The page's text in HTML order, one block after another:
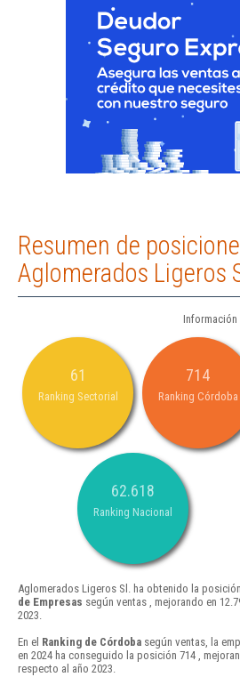
Resumen de
Aglomerados Ligeros
61
Ranking Sectorial
714
Ranking Córdoba
62.618
Ranking Nacional
Aglomerados Ligeros Sl. ha obtenido la
de Empresas según ventas , mejorando en
2023.
En el Ranking de Córdoba según ventas, la
en 2024 ha conseguido la posición 714 ,
respecto al año 2023.